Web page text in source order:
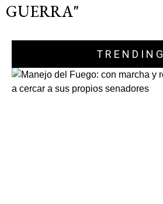
GUERRA"
TRENDING